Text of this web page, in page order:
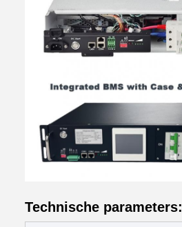
Technische parameters: